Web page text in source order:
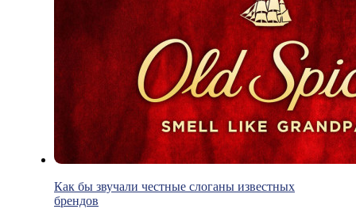
Как бы звучали честные слоганы известных
брендов